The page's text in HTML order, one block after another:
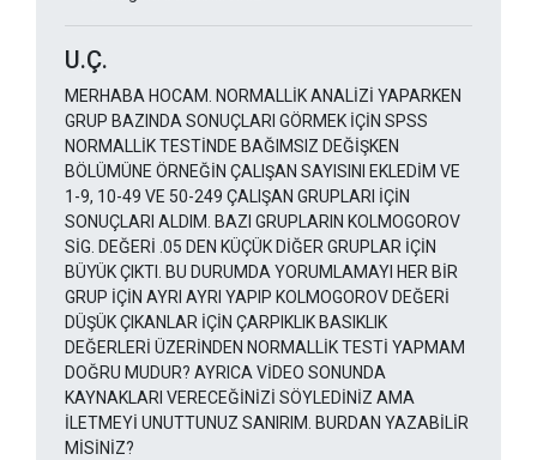
U.Ç.
MERHABA HOCAM. NORMALLİK ANALİZİ YAPARKEN
GRUP BAZINDA SONUÇLARI GÖRMEK İÇİN SPSS
NORMALLİK TESTİNDE BAĞIMSIZ DEĞİŞKEN
BÖLÜMÜNE ÖRNEĞİN ÇALIŞAN SAYISINI EKLEDİM VE
1-9, 10-49 VE 50-249 ÇALIŞAN GRUPLARI İÇİN
SONUÇLARI ALDIM. BAZI GRUPLARIN KOLMOGOROV
SİG. DEĞERİ .05 DEN KÜÇÜK DİĞER GRUPLAR İÇİN
BÜYÜK ÇIKTI. BU DURUMDA YORUMLAMAYI HER BİR
GRUP İÇİN AYRI AYRI YAPIP KOLMOGOROV DEĞERİ
DÜŞÜK ÇIKANLAR İÇİN ÇARPIKLIK BASIKLIK
DEĞERLERİ ÜZERİNDEN NORMALLİK TESTİ YAPMAM
DOĞRU MUDUR? AYRICA VİDEO SONUNDA
KAYNAKLARI VERECEĞİNİZİ SÖYLEDİNİZ AMA
İLETMEYİ UNUTTUNUZ SANIRIM. BURDAN YAZABİLİR
MİSİNİZ?